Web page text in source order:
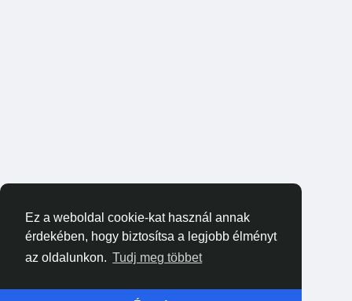
Ez a weboldal cookie-kat használ annak
érdekében, hogy biztosítsa a legjobb élményt
az oldalunkon. Tudj meg többet